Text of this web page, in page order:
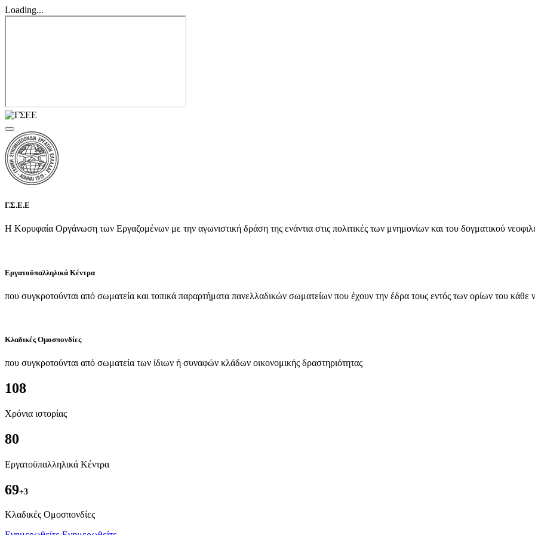
Loading...
Γ.Σ.Ε.Ε
Η Κορυφαία Οργάνωση των Εργαζομένων με την αγωνιστική δράση της ενάντια στις πολιτικές των μνημονίων και του δογματικού
Εργατοϋπαλληλικά Κέντρα
που συγκροτούνται από σωματεία και τοπικά παραρτήματα πανελλαδικών σωματείων που έχουν την έδρα τους εντός των ορίων του κάθε
Κλαδικές Ομοσπονδίες
που συγκροτούνται από σωματεία των ίδιων ή συναφών κλάδων οικονομικής δραστηριότητας
108
Χρόνια ιστορίας
80
Εργατοϋπαλληλικά Κέντρα
69+3
Kλαδικές Ομοσπονδίες